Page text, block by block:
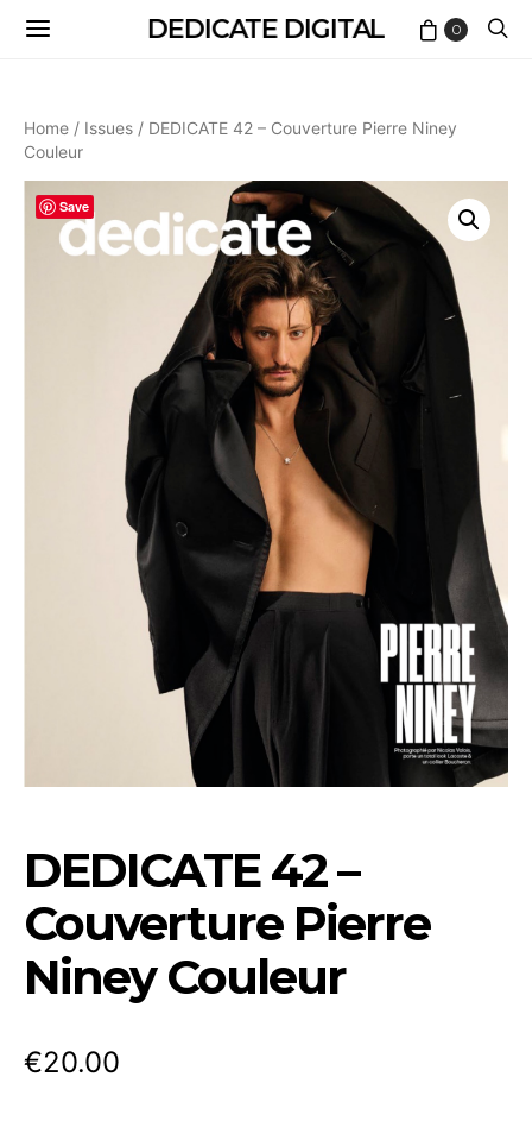
DEDICATE DIGITAL 0
Home / Issues / DEDICATE 42 – Couverture Pierre Niney
Couleur
Save
DEDICATE 42 –
Couverture Pierre
Niney Couleur
€20.00